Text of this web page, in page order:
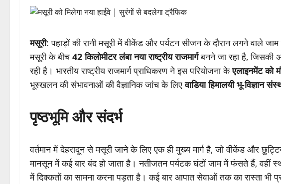
मसूरी: पहाड़ों की रानी मसूरी में वीकेंड और पर्यटन सीजन के दौरान लगने वाले
मसूरी के बीच42 किलोमीटर लंबा नया राष्ट्रीय राजमार्गबनने जा रहा है, जिसकी
रही है। भारतीय राष्ट्रीय राजमार्ग प्राधिकरण ने इस परियोजना केएलाइनमेंट को
भूस्खलन की संभावनाओं की वैज्ञानिक जांच के लिएवाडिया हिमालयी भू-विज्ञान
पृष्ठभूमि और संदर्भ
वर्तमान में देहरादून से मसूरी जाने के लिए एक ही मुख्य मार्ग है, जो वीकेंड और
मानसून में कई बार बंद हो जाता है। नतीजतन पर्यटक घंटों जाम में फंसते हैं, वहीं
में दिक्कतों का सामना करना पड़ता है। कई बार आपात सेवाओं तक का रास्ता भी